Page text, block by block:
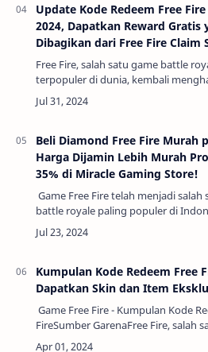
Update Kode Redeem Free
2024, Dapatkan Reward Gratis
Dibagikan dari Free Fire Claim
Free Fire, salah satu game battle
terpopuler di dunia, kembali
berbagai kode redeem yang bisa
untuk mendapatkan berbagai
Beli Diamond Free Fire Murah
Harga Dijamin Lebih Murah
35% di Miracle Gaming Store!
Game Free Fire telah menjadi salah
battle royale paling populer di
jutaan pemain aktif setiap harinya,
akan diamond sebagai mata uang
Kumpulan Kode Redeem Free
Dapatkan Skin dan Item
Game Free Fire - Kumpulan Kode
FireSumber GarenaFree Fire, salah
royale mobile paling populer di